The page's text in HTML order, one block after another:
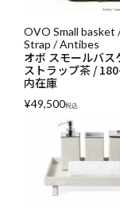
OVO Small basket
Strap / Antibes
オボ スモールバス
ストラップ茶 /
内在庫
¥49,500税込